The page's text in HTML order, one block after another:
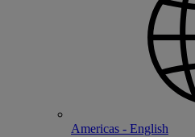
Americas - English